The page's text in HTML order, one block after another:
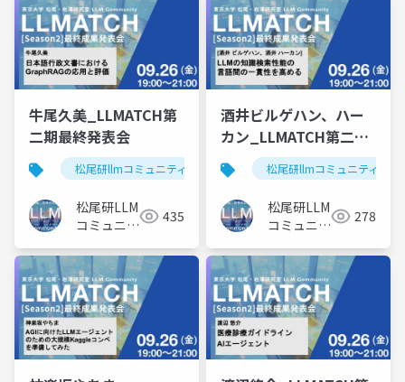
牛尾久美_LLMATCH第
二期最終発表会
松尾研llmコミュニティ llmatch
松尾研LLM
コミュニテ
435
酒井ビルゲハン、ハー
カン_LLMATCH第二期
最終発表会松尾研llmコミュニティ
松尾研LLM
コミュニテ
278